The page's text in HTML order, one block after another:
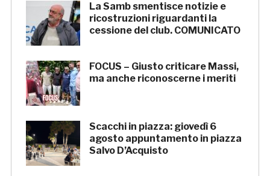
La Samb smentisce notizie e
ricostruzioni riguardanti la
cessione del club. COMUNICATO
FOCUS – Giusto criticare Massi,
ma anche riconoscerne i meriti
Scacchi in piazza: giovedì 6
agosto appuntamento in piazza
Salvo D’Acquisto